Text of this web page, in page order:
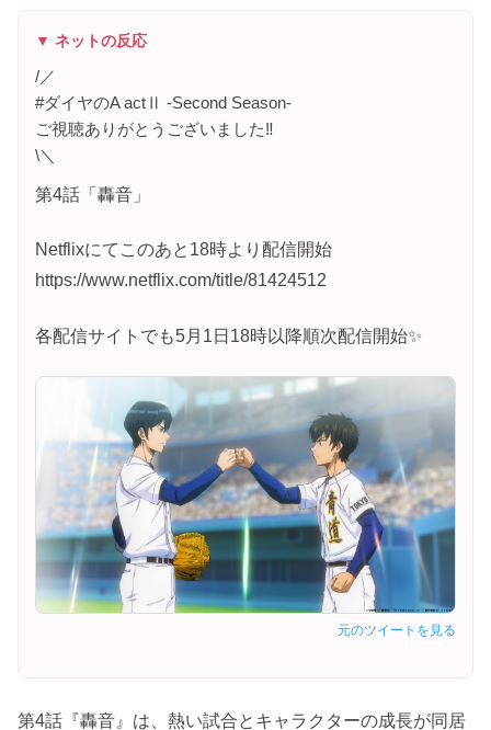
▼ ネットの反応
/／
#ダイヤのA actⅡ -Second Season-
ご視聴ありがとうございました‼️
\＼
第4話「轟音」
Netflixにてこのあと18時より配信開始
https://www.netflix.com/title/81424512
各配信サイトでも5月1日18時以降順次配信開始✨
元のツイートを見る
第4話『轟音』は、熱い試合とキャラクターの成長が同居